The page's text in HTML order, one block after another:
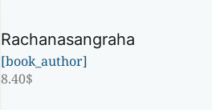
Rachanasangraha
[book_author]
8.40$